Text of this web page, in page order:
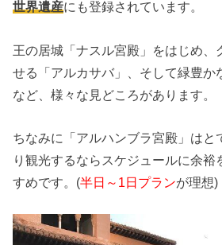
世界遺産にも登録されています。
王の居城「ナスル宮殿」をはじめ、
せる「アルカサバ」、そして緑豊か
など、様々な見どころがあります。
ちなみに「アルハンブラ宮殿」はと
り観光するならスケジュールに余裕
すめです。(半日～1日プランが理想)